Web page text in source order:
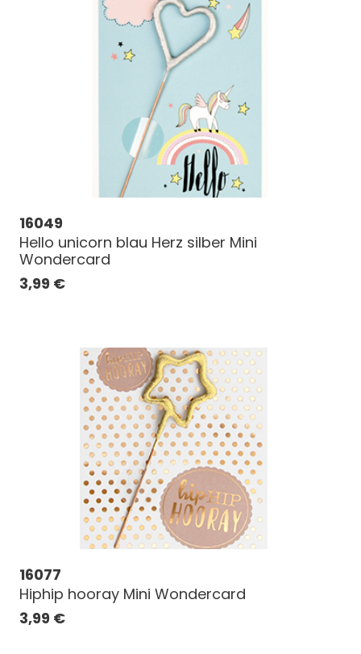
16049
Hello unicorn blau Herz silber Mini
Wondercard
3,99 €
16077
Hiphip hooray Mini Wondercard
3,99 €